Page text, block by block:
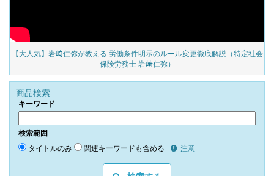
【大人気】岩﨑仁弥が教える 労働条件明示のルール変更徹底解説（特定社会
保険労務士 岩﨑仁弥）
商品検索
キーワード
検索範囲
タイトルのみ 関連キーワードも含める 注意